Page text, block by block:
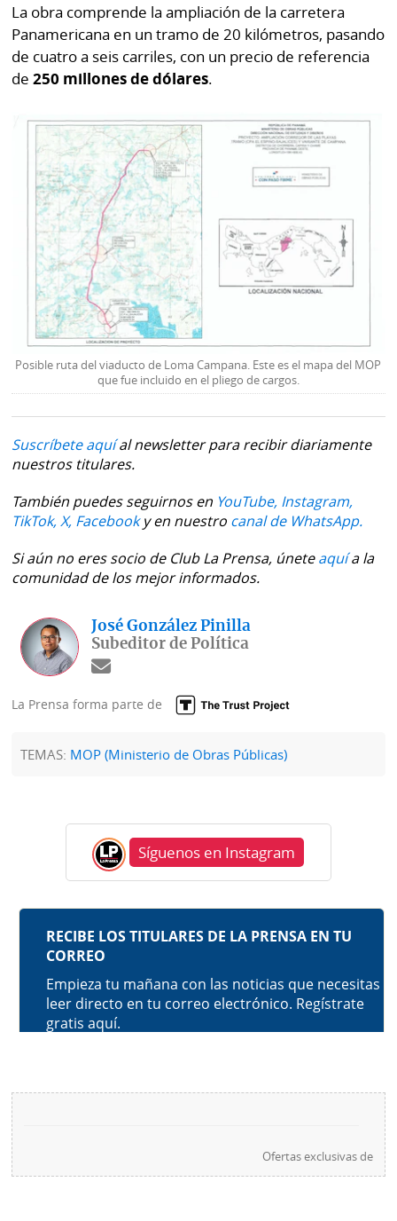
La obra comprende la ampliación de la carretera
Panamericana en un tramo de 20 kilómetros, pasando
de cuatro a seis carriles, con un precio de referencia
de250 millones de dólares.
Posible ruta del viaducto de Loma Campana. Este es el mapa del MOP
que fue incluido en el pliego de cargos.
Suscríbete aquíal newsletter para recibir diariamente
nuestros titulares.
También puedes seguirnos en YouTube, Instagram,
TikTok, X, Facebooky en nuestro canal de WhatsApp.
Si aún no eres socio de Club La Prensa, úneteaquía la
comunidad de los mejor informados.
José González Pinilla
Subeditor de Política
La Prensa forma parte de
TEMAS: MOP (Ministerio de Obras Públicas)
Síguenos en Instagram
Ofertas exclusivas de